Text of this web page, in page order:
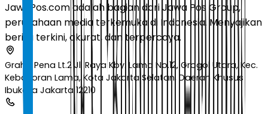
JawaPos.com adalah bagian dari Jawa Pos Group,
perusahaan media terkemuka di Indonesia. Menyajikan
berita terkini, akurat, dan terpercaya.
Graha Pena Lt.2 Jl. Raya Kby. Lama No.12, Grogol Utara, Kec.
Kebayoran Lama, Kota Jakarta Selatan, Daerah Khusus
Ibukota Jakarta 12210